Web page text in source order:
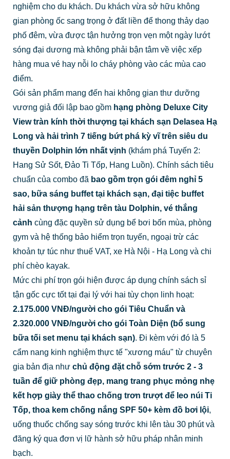
nghiệm cho du khách. Du khách vừa sở hữu không
gian phòng ốc sang trọng ở đất liền để thong thảy dạo
phố đêm, vừa được tận hưởng trọn vẹn một ngày lướt
sóng đại dương mà không phải bận tâm về việc xếp
hàng mua vé hay nỗi lo cháy phòng vào các mùa cao
điểm.
Gói sản phẩm mang đến hai không gian thư dưỡng
vương giả đối lập bao gồm hạng phòng Deluxe City
View tràn kính thời thượng tại khách sạn Delasea Hạ
Long và hải trình 7 tiếng bứt phá kỳ vĩ trên siêu du
thuyền Dolphin lớn nhất vịnh (khám phá Tuyến 2:
Hang Sử Sốt, Đảo Ti Tốp, Hang Luồn). Chính sách tiêu
chuẩn của combo đã bao gồm trọn gói đêm nghỉ 5
sao, bữa sáng buffet tại khách sạn, đại tiệc buffet
hải sản thượng hạng trên tàu Dolphin, vé thắng
cảnh cùng đặc quyền sử dụng bể bơi bốn mùa, phòng
gym và hệ thống bảo hiểm trọn tuyến, ngoại trừ các
khoản tự túc như thuế VAT, xe Hà Nội - Hạ Long và chi
phí chèo kayak.
Mức chi phí trọn gói hiện được áp dụng chính sách sỉ
tận gốc cực tốt tại đại lý với hai tùy chọn linh hoạt:
2.175.000 VNĐ/người cho gói Tiêu Chuẩn và
2.320.000 VNĐ/người cho gói Toàn Diện (bổ sung
bữa tối set menu tại khách sạn). Đi kèm với đó là 5
cẩm nang kinh nghiệm thực tế "xương máu" từ chuyên
gia bản địa như chủ động đặt chỗ sớm trước 2 - 3
tuần để giữ phòng đẹp, mang trang phục mỏng nhẹ
kết hợp giày thể thao chống trơn trượt để leo núi Ti
Tốp, thoa kem chống nắng SPF 50+ kèm đồ bơi lội,
uống thuốc chống say sóng trước khi lên tàu 30 phút và
đăng ký qua đơn vị lữ hành sở hữu pháp nhân minh
bạch.